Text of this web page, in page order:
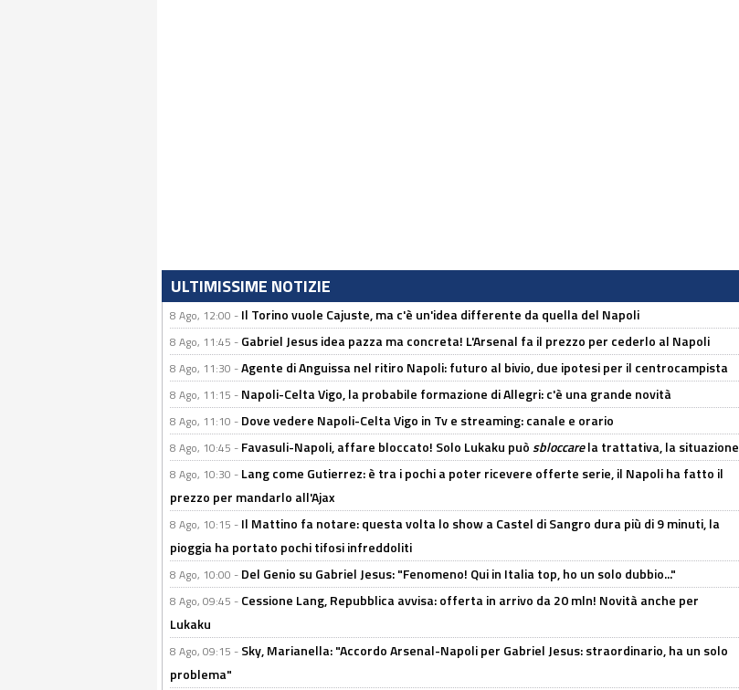
ULTIMISSIME NOTIZIE
8 Ago, 12:00 - Il Torino vuole Cajuste, ma c'è un'idea differente da quella del Napoli
8 Ago, 11:45 - Gabriel Jesus idea pazza ma concreta! L'Arsenal fa il prezzo per cederlo al Napoli
8 Ago, 11:30 -Agente di Anguissa nel ritiro Napoli: futuro al bivio, due ipotesi per il centrocampista
8 Ago, 11:15 - Napoli-Celta Vigo, la probabile formazione di Allegri: c'è una grande novità
8 Ago, 11:10 - Dove vedere Napoli-Celta Vigo in Tv e streaming: canale e orario
8 Ago, 10:45 - Favasuli-Napoli, affare bloccato! Solo Lukaku puòsbloccarela trattativa, la situazione
8 Ago, 10:30 - Lang come Gutierrez: è tra i pochi a poter ricevere offerte serie, il Napoli ha fatto il
prezzo per mandarlo all'Ajax
8 Ago, 10:15 - Il Mattino fa notare: questa volta lo show a Castel di Sangro dura più di 9 minuti, la
pioggia ha portato pochi tifosi infreddoliti
8 Ago, 10:00 - Del Genio su Gabriel Jesus: "Fenomeno! Qui in Italia top, ho un solo dubbio..."
8 Ago, 09:45 - Cessione Lang, Repubblica avvisa: offerta in arrivo da 20 mln! Novità anche per
Lukaku
8 Ago, 09:15 - Sky, Marianella: "Accordo Arsenal-Napoli per Gabriel Jesus: straordinario, ha un solo
problema"